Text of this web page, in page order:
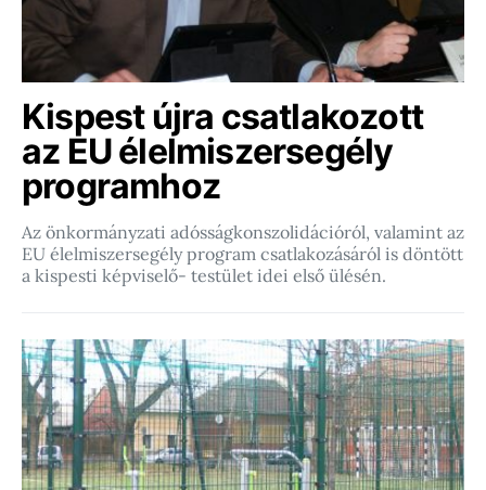
Kispest újra csatlakozott
az EU élelmiszersegély
programhoz
Az önkormányzati adósságkonszolidációról, valamint az
EU élelmiszersegély program csatlakozásáról is döntött
a kispesti képviselő- testület idei első ülésén.